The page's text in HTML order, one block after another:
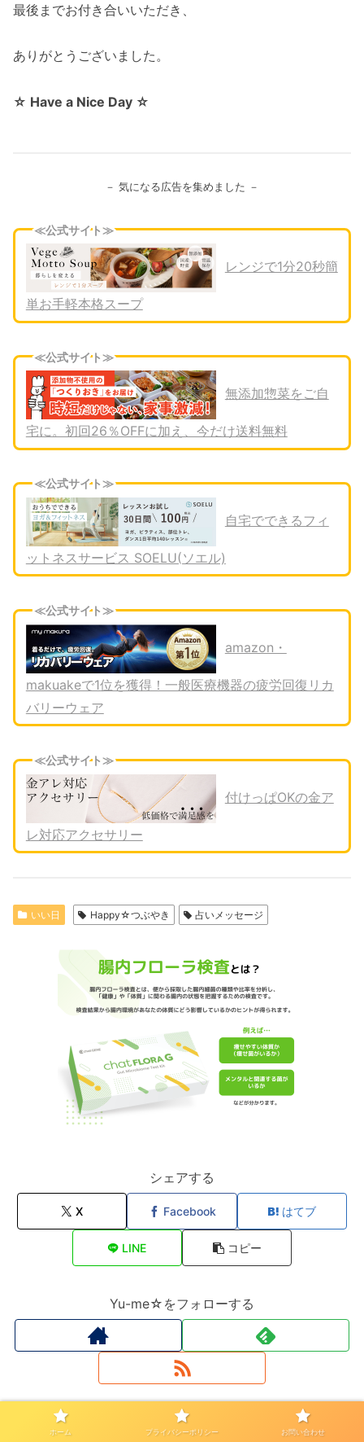
最後までお付き合いいただき、
ありがとうございました。
☆ Have a Nice Day ☆
－ 気になる広告を集めました －
≪公式サイト≫
レンジで1分20秒簡
単お手軽本格スープ
≪公式サイト≫
無添加惣菜をご自
宅に。初回26％OFFに加え、今だけ送料無料
≪公式サイト≫
自宅でできるフィ
ットネスサービス SOELU(ソエル)
≪公式サイト≫
amazon・
makuakeで1位を獲得！一般医療機器の疲労回復リカ
バリーウェア
≪公式サイト≫
付けっぱOKの金ア
レ対応アクセサリー
いい日 Happy☆つぶやき 占いメッセージ
シェアする
X Facebook はてブ
LINE コピー
Yu-me☆をフォローする
オリジナルチロルチョコが作れる【DECOチョコ】
ホーム プライバシーポリシー お問い合わせ